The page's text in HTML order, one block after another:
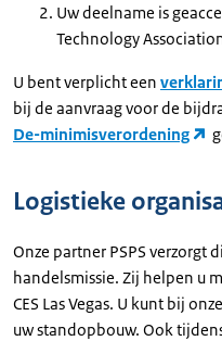
Uw deelname is
Technology
U bent verplicht een
bij de aanvraag voor de
De-minimisverordening
Logistieke
Onze partner PSPS verzorgt
handelsmissie. Zij helpen u
CES Las Vegas. U kunt bij
uw standopbouw. Ook